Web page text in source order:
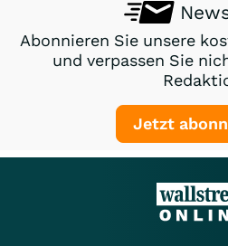
Abonnieren Sie unsere
und verpassen Sie
Jetzt